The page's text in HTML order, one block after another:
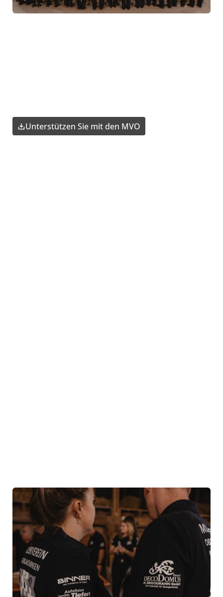
Unterstützen Sie mit den MVO